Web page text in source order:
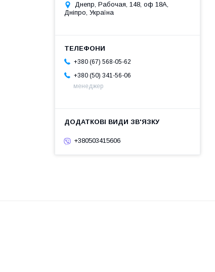
Днепр, Рабочая, 148, оф 18А,
Дніпро, Україна
+380 (67) 568-05-62
+380 (50) 341-56-06
менеджер
+380503415606